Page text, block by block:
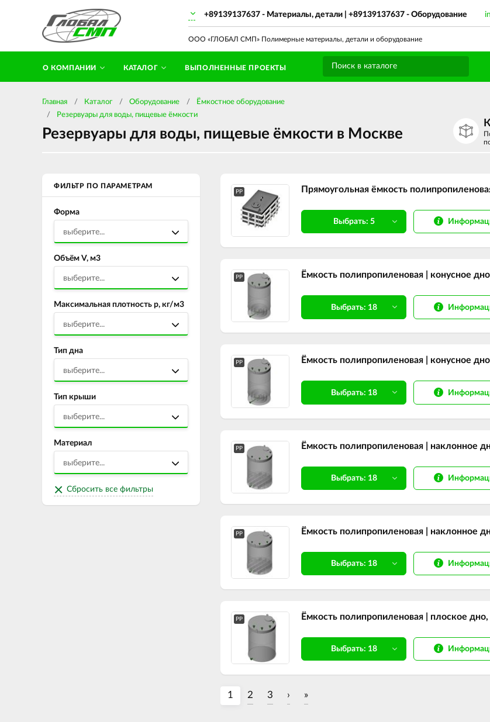
ООО «ГЛОБАЛ СМП» Полимерные материалы, детали и оборудование
+89139137637 - Материалы, детали | +89139137637 - Оборудование
О КОМПАНИИ КАТАЛОГ ВЫПОЛНЕННЫЕ ПРОЕКТЫ
Главная Каталог Оборудование
Ёмкостное оборудование
Резервуары для воды, пищевые ёмкости
Резервуары для воды, пищевые ёмкости в Москве
ФИЛЬТР ПО ПАРАМЕТРАМ
Форма
выберите...
Объём V, м3
выберите...
Максимальная плотность р, кг/м3
выберите...
Тип дна
выберите...
Тип крыши
выберите...
Материал
выберите...
Сбросить все фильтры
PP Прямоугольная ёмкость
Выбрать: 5
PP Ёмкость полипропиленовая | конусное
Выбрать: 18
PP Ёмкость полипропиленовая | конусное
Выбрать: 18
PP Ёмкость полипропиленовая | наклонное
Выбрать: 18
PP Ёмкость полипропиленовая | наклонное
Выбрать: 18
PP Ёмкость полипропиленовая | плоское
Выбрать: 18
1 2 3 › »